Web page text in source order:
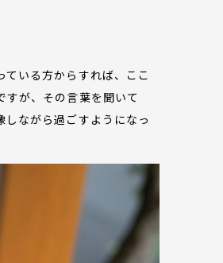
いる方からすれば、ここ
が、その言葉を聞いて
しながら過ごすようになっ